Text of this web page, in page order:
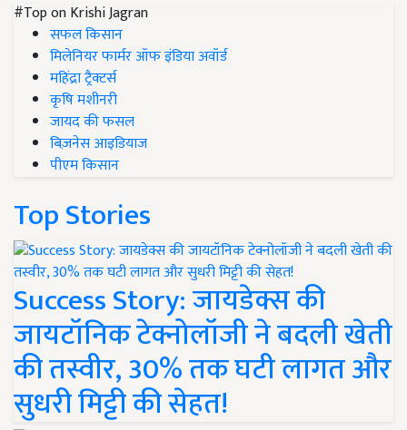
#Top on Krishi Jagran
सफल किसान
मिलेनियर फार्मर ऑफ इंडिया अवॉर्ड
महिंद्रा ट्रैक्टर्स
कृषि मशीनरी
जायद की फसल
बिज़नेस आइडियाज
पीएम किसान
Top Stories
Success Story: जायडेक्स की
जायटॉनिक टेक्नोलॉजी ने बदली खेती
की तस्वीर, 30% तक घटी लागत और
सुधरी मिट्टी की सेहत!